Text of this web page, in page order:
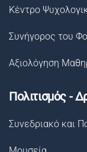
Κέντρο
Συνήγορος του
Αξιολόγηση
Πολιτισμός -
Συνεδριακό και